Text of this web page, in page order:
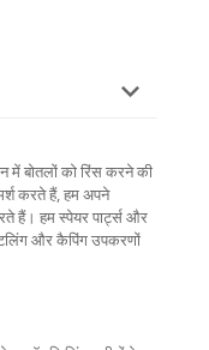
में बोतलों को रिंस करने की
करते हैं, हम अपने
हैं। हम स्पेयर पार्ट्स और
और कैपिंग उपकरणों